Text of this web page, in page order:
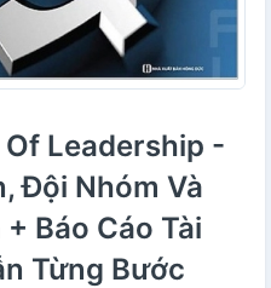
Leadership -
Đội Nhóm Và
Báo Cáo Tài
Từng Bước